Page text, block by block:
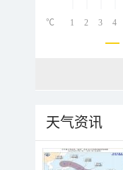
1 2 3 4
℃
天气资讯